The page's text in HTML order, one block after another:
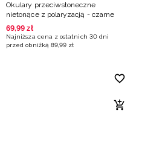
Okulary przeciwsłoneczne
nietonące z polaryzacją - czarne
69,99 zł
Najniższa cena z ostatnich 30 dni
przed obniżką 89,99 zł